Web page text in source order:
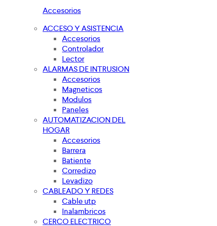
Accesorios
ACCESO Y ASISTENCIA
Accesorios
Controlador
Lector
ALARMAS DE INTRUSION
Accesorios
Magneticos
Modulos
Paneles
AUTOMATIZACION DEL
HOGAR
Accesorios
Barrera
Batiente
Corredizo
Levadizo
CABLEADO Y REDES
Cable utp
Inalambricos
CERCO ELECTRICO